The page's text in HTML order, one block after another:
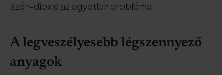
szén-dioxid az egyetlen probléma.
A legveszélyesebb légszennyező
anyagok